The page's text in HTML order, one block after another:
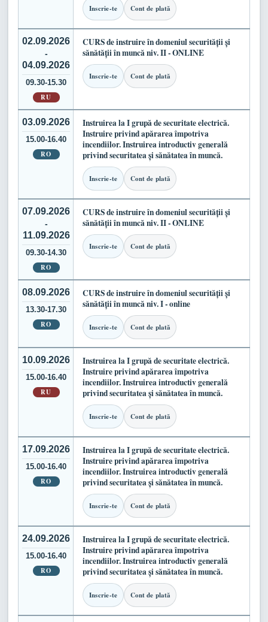
Inscrie-te Cont de plată
02.09.2026
-
04.09.2026
09.30-15.30
RU
CURS de instruire în domeniul securității și
sănătății în muncă niv. II - ONLINE
Inscrie-te Cont de plată
03.09.2026
15.00-16.40
RO
Instruirea la I grupă de securitate electrică.
Instruire privind apărarea împotriva
incendiilor. Instruirea introductiv generală
privind securitatea și sănătatea în muncă.
Inscrie-te Cont de plată
07.09.2026
-
11.09.2026
09.30-14.30
RO
CURS de instruire în domeniul securității și
sănătății în muncă niv. II - ONLINE
Inscrie-te Cont de plată
08.09.2026
13.30-17.30
RO
CURS de instruire în domeniul securității și
sănătății în muncă niv. I - online
Inscrie-te Cont de plată
10.09.2026
15.00-16.40
RU
Instruirea la I grupă de securitate electrică.
Instruire privind apărarea împotriva
incendiilor. Instruirea introductiv generală
privind securitatea și sănătatea în muncă.
Inscrie-te Cont de plată
17.09.2026
15.00-16.40
RO
Instruirea la I grupă de securitate electrică.
Instruire privind apărarea împotriva
incendiilor. Instruirea introductiv generală
privind securitatea și sănătatea în muncă.
Inscrie-te Cont de plată
24.09.2026
15.00-16.40
RO
Instruirea la I grupă de securitate electrică.
Instruire privind apărarea împotriva
incendiilor. Instruirea introductiv generală
privind securitatea și sănătatea în muncă.
Inscrie-te Cont de plată